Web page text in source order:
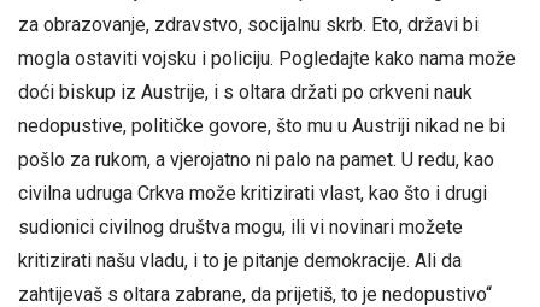
za obrazovanje, zdravstvo, socijalnu skrb. Eto, državi bi
mogla ostaviti vojsku i policiju. Pogledajte kako nama može
doći biskup iz Austrije, i s oltara držati po crkveni nauk
nedopustive, političke govore, što mu u Austriji nikad ne bi
pošlo za rukom, a vjerojatno ni palo na pamet. U redu, kao
civilna udruga Crkva može kritizirati vlast, kao što i drugi
sudionici civilnog društva mogu, ili vi novinari možete
kritizirati našu vladu, i to je pitanje demokracije. Ali da
zahtijevaš s oltara zabrane, da prijetiš, to je nedopustivo“